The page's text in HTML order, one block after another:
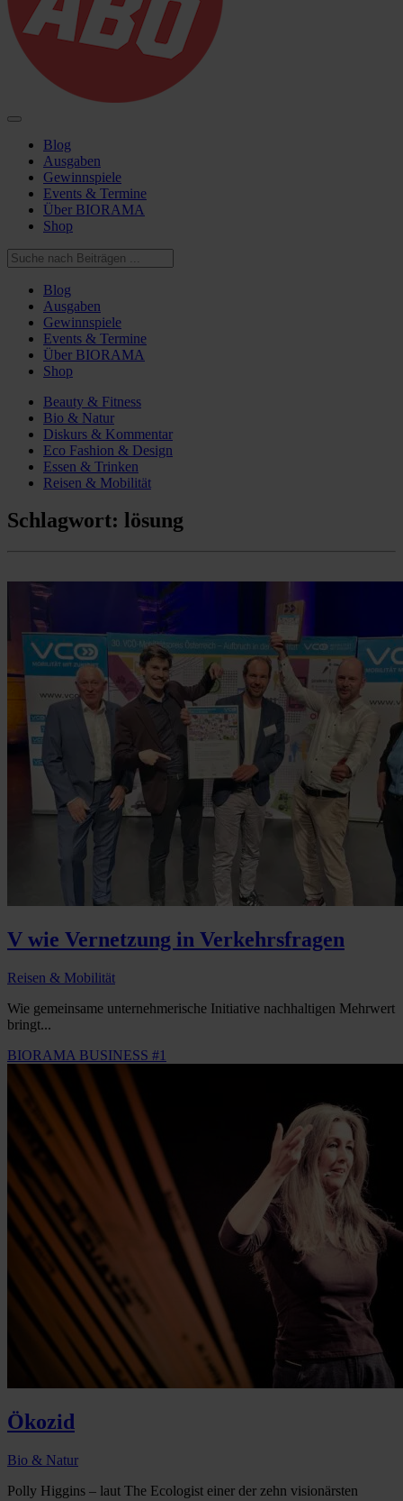
Blog
Ausgaben
Gewinnspiele
Events & Termine
Über BIORAMA
Shop
Blog
Ausgaben
Gewinnspiele
Events & Termine
Über BIORAMA
Shop
Beauty & Fitness
Bio & Natur
Diskurs & Kommentar
Eco Fashion & Design
Essen & Trinken
Reisen & Mobilität
Schlagwort: lösung
V wie Vernetzung in Verkehrsfragen
Reisen & Mobilität
Wie gemeinsame unternehmerische Initiative nachhaltigen Mehrwert
bringt...
BIORAMA BUSINESS #1
Ökozid
Bio & Natur
Polly Higgins – laut The Ecologist einer der zehn visionärsten